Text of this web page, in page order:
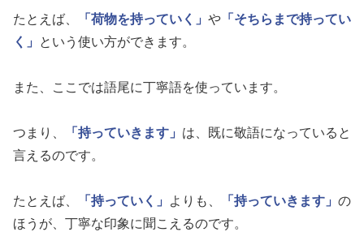
たとえば、 「荷物を持っていく」 や 「そちらまで持ってい
く」
という使い方ができます。
また、ここでは語尾に丁寧語を使っています。
つまり、 「持っていきます」 は、既に敬語になっていると
言えるのです。
たとえば、 「持っていく」 よりも、 「持っていきます」 の
ほうが、丁寧な印象に聞こえるのです。